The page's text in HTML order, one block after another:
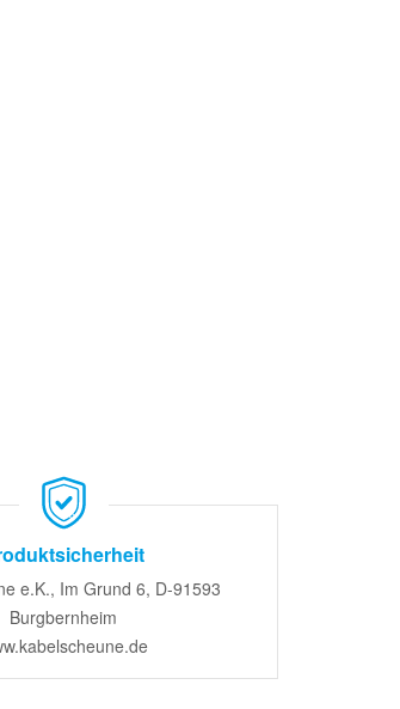
e.K., Im Grund 6, D-91593
Burgbernheim